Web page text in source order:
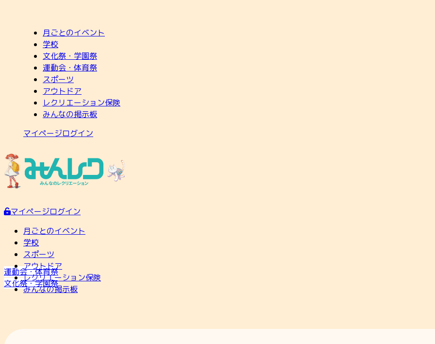
月ごとのイベント
学校
文化祭・学園祭
運動会・体育祭
スポーツ
アウトドア
レクリエーション保険
みんなの掲示板
マイページログイン
マイページログイン
月ごとのイベント
学校
運動会・体育祭
文化祭・学園祭
スポーツ
アウトドア
レクリエーション保険
みんなの掲示板